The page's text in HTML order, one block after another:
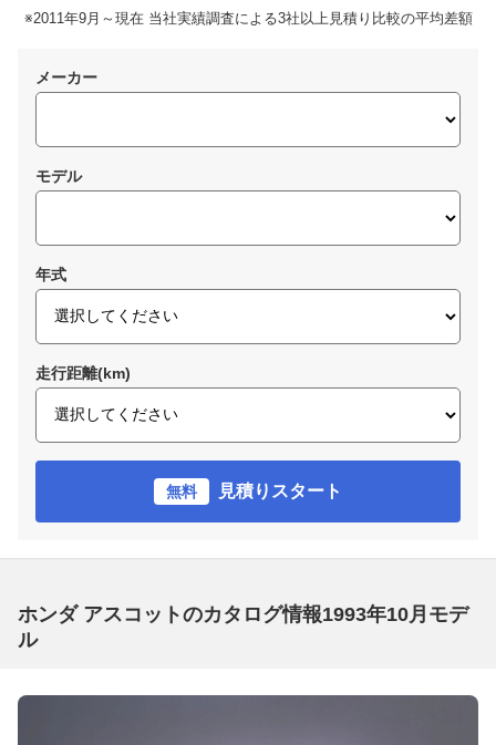
※2011年9月～現在 当社実績調査による3社以上見積り比較の平均差額
メーカー
モデル
年式
走行距離(km)
無料 見積りスタート
ホンダ アスコットのカタログ情報1993年10月モデ
ル